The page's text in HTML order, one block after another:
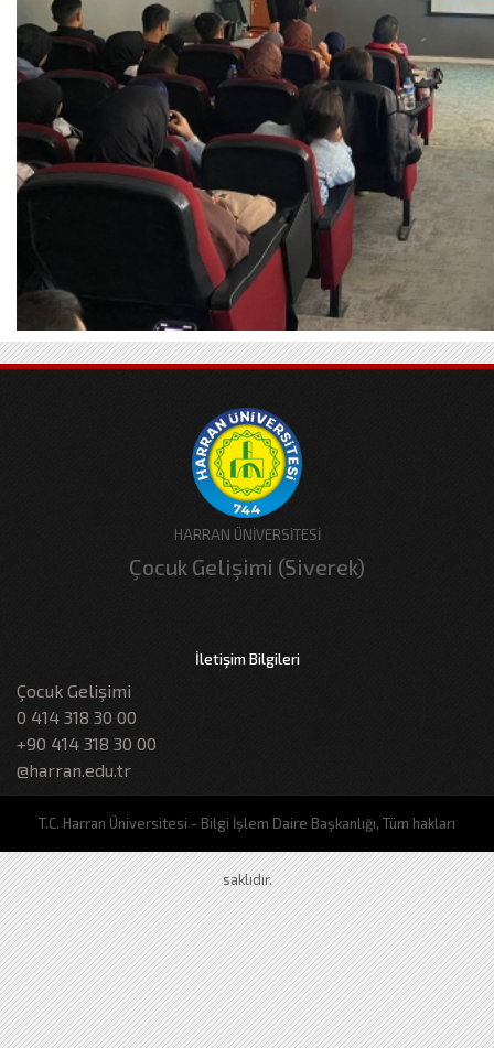
HARRAN ÜNİVERSİTESİ
Çocuk Gelişimi (Siverek)
İletişim Bilgileri
Çocuk Gelişimi
0 414 318 30 00
+90 414 318 30 00
@harran.edu.tr
T.C. Harran Üniversitesi - Bilgi İşlem Daire Başkanlığı, Tüm hakları
saklıdır.